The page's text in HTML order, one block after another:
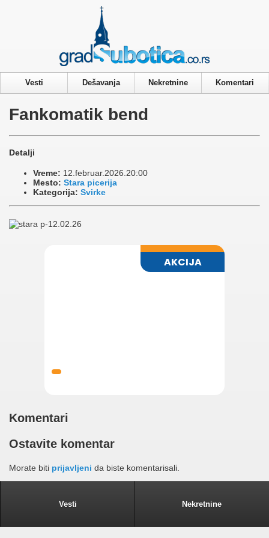
Vesti Dešavanja Nekretnine Komentari
Fankomatik bend
Detalji
Vreme: 12.februar.2026.20:00
Mesto: Stara picerija
Kategorija: Svirke
Komentari
Ostavite komentar
Morate biti prijavljeni da biste komentarisali.
Vesti Nekretnine
Privacy & Cookies Policy